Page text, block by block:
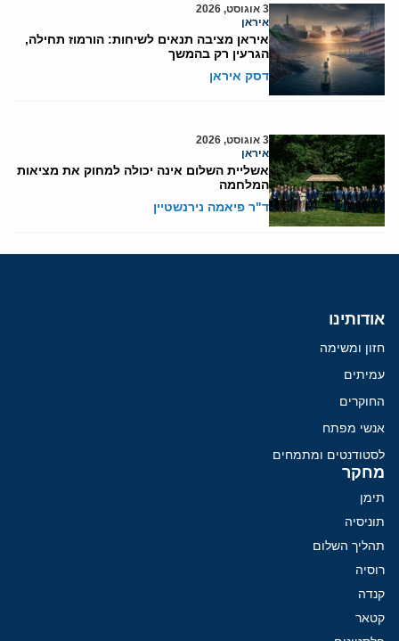
3 אוגוסט, 2026
איראן
איראן מציבה תנאים לשיחות: הורמוז תחילה,
הגרעין רק בהמשך
דסק איראן
3 אוגוסט, 2026
איראן
אשליית השלום אינה יכולה למחוק את מציאות
המלחמה
ד"ר פיאמה נירנשטיין
אודותינו
חזון ומשימה
עמיתים
החוקרים
אנשי מפתח
לסטודנטים ומתמחים
מחקר
תימן
תוניסיה
תהליך השלום
רוסיה
קנדה
קטאר